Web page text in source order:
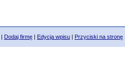
| Dodaj firmę | Edycja wpisu | Przyciski na stronę